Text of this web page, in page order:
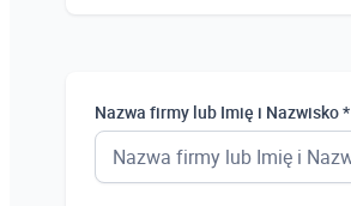
Nazwa firmy lub Imię i Nazwisko *